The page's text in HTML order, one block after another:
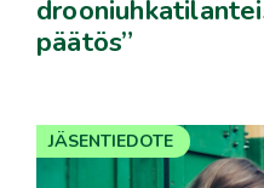
päätös”
JÄSENTIEDOTE